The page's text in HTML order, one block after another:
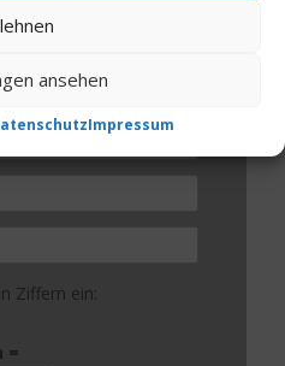
ansehen
Impressum
Ziffern ein:
=